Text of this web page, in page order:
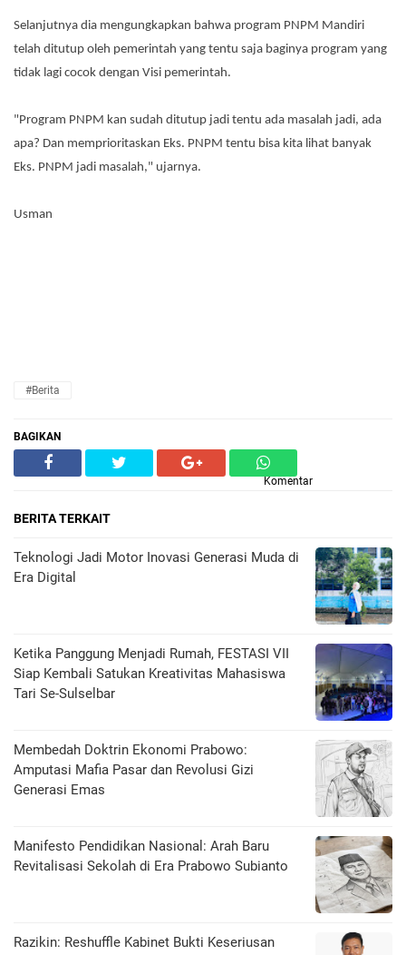
Selanjutnya dia mengungkapkan bahwa program PNPM Mandiri
telah ditutup oleh pemerintah yang tentu saja baginya program yang
tidak lagi cocok dengan Visi pemerintah.
"Program PNPM kan sudah ditutup jadi tentu ada masalah jadi, ada
apa? Dan memprioritaskan Eks. PNPM tentu bisa kita lihat banyak
Eks. PNPM jadi masalah," ujarnya.
Usman
#Berita
BAGIKAN
Komentar
BERITA TERKAIT
Teknologi Jadi Motor Inovasi Generasi Muda di
Era Digital
Ketika Panggung Menjadi Rumah, FESTASI VII
Siap Kembali Satukan Kreativitas Mahasiswa
Tari Se-Sulselbar
Membedah Doktrin Ekonomi Prabowo:
Amputasi Mafia Pasar dan Revolusi Gizi
Generasi Emas
Manifesto Pendidikan Nasional: Arah Baru
Revitalisasi Sekolah di Era Prabowo Subianto
Razikin: Reshuffle Kabinet Bukti Keseriusan